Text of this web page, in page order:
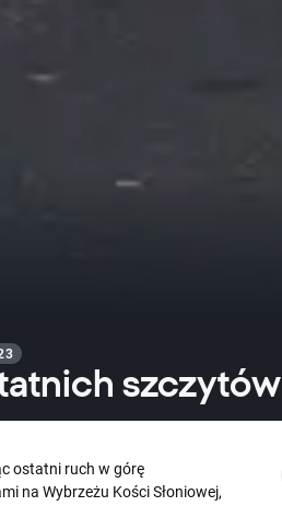
szczytów
ostatni ruch w górę
na Wybrzeżu Kości Słoniowej,